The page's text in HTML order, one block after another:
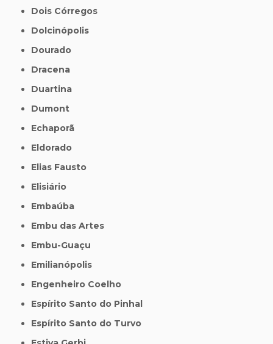
Dois Córregos
Dolcinópolis
Dourado
Dracena
Duartina
Dumont
Echaporã
Eldorado
Elias Fausto
Elisiário
Embaúba
Embu das Artes
Embu-Guaçu
Emilianópolis
Engenheiro Coelho
Espírito Santo do Pinhal
Espírito Santo do Turvo